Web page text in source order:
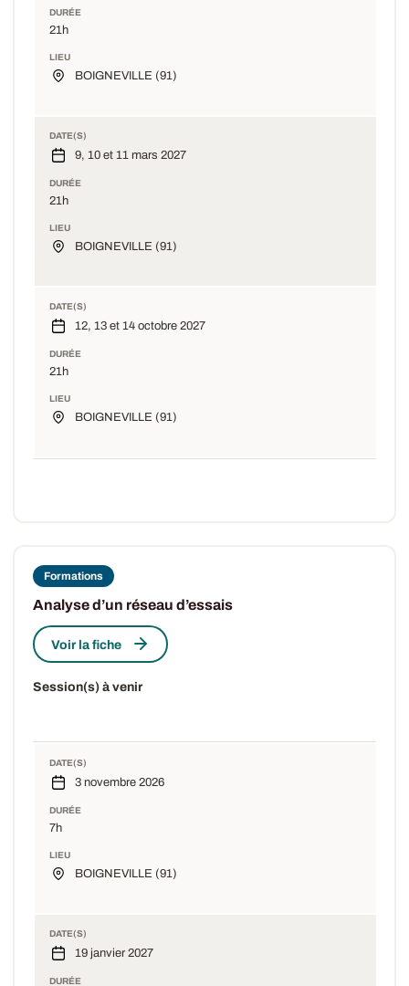
DURÉE
21h
LIEU
BOIGNEVILLE (91)
DATE(S)
9, 10 et 11 mars 2027
DURÉE
21h
LIEU
BOIGNEVILLE (91)
DATE(S)
12, 13 et 14 octobre 2027
DURÉE
21h
LIEU
BOIGNEVILLE (91)
Formations
Analyse d’un réseau d’essais
Voir la fiche
Session(s) à venir
DATE(S)
3 novembre 2026
DURÉE
7h
LIEU
BOIGNEVILLE (91)
DATE(S)
19 janvier 2027
DURÉE